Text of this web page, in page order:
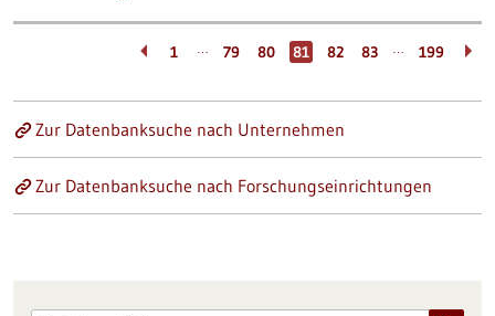
1 … 79 80 81 82 83 … 199
Zur Datenbanksuche nach Unternehmen
Zur Datenbanksuche nach Forschungseinrichtungen